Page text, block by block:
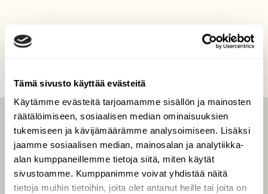
Tämä sivusto käyttää evästeitä
Käytämme evästeitä tarjoamamme sisällön ja mainosten
räätälöimiseen, sosiaalisen median ominaisuuksien
tukemiseen ja kävijämäärämme analysoimiseen. Lisäksi
jaamme sosiaalisen median, mainosalan ja analytiikka-
alan kumppaneillemme tietoja siitä, miten käytät
sivustoamme. Kumppanimme voivat yhdistää näitä
tietoja muihin tietoihin, joita olet antanut heille tai joita on
LEHTI
Uusin lehti
Tilaa Suomen Luonto
Tilaa digilukuoikeus